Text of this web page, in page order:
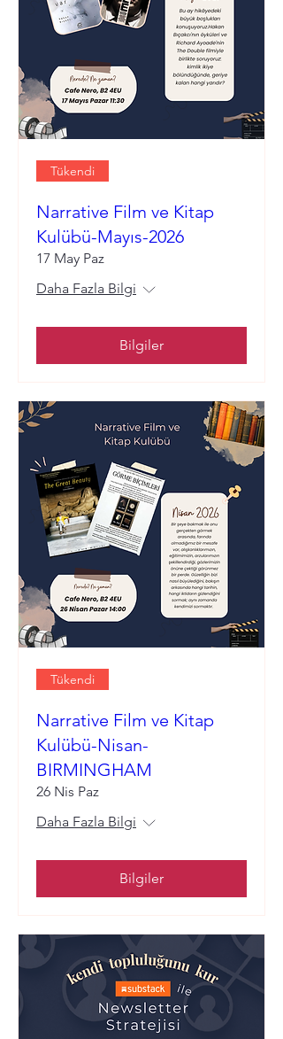
Tükendi
Narrative Film ve Kitap
Kulübü-Mayıs-2026
17 May Paz
Daha Fazla Bilgi
Bilgiler
Tükendi
Narrative Film ve Kitap
Kulübü-Nisan-
BIRMINGHAM
26 Nis Paz
Daha Fazla Bilgi
Bilgiler